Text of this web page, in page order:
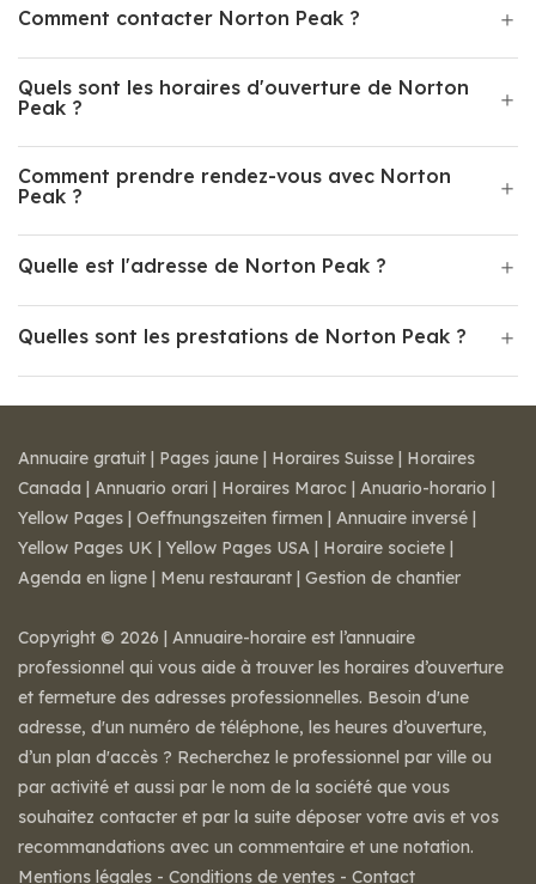
Comment contacter Norton Peak ?
Quels sont les horaires d'ouverture de Norton
Peak ?
Comment prendre rendez-vous avec Norton
Peak ?
Quelle est l'adresse de Norton Peak ?
Quelles sont les prestations de Norton Peak ?
Annuaire gratuit | Pages jaune | Horaires Suisse | Horaires
Canada | Annuario orari | Horaires Maroc | Anuario-horario |
Yellow Pages | Oeffnungszeiten firmen | Annuaire inversé |
Yellow Pages UK | Yellow Pages USA | Horaire societe |
Agenda en ligne | Menu restaurant | Gestion de chantier
Copyright © 2026 | Annuaire-horaire est l’annuaire
professionnel qui vous aide à trouver les horaires d’ouverture
et fermeture des adresses professionnelles. Besoin d'une
adresse, d'un numéro de téléphone, les heures d’ouverture,
d’un plan d'accès ? Recherchez le professionnel par ville ou
par activité et aussi par le nom de la société que vous
souhaitez contacter et par la suite déposer votre avis et vos
recommandations avec un commentaire et une notation.
Mentions légales - Conditions de ventes - Contact